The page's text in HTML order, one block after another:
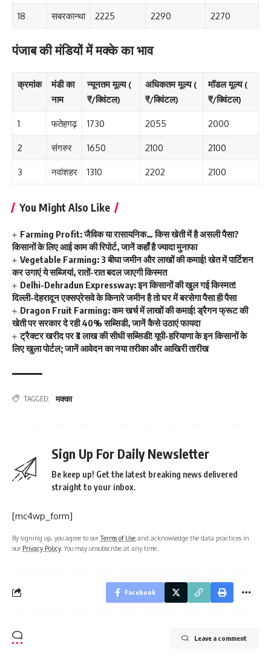
18 सबरकान्था 2225 2290 2270
पंजाब की मंडियों में मक्के का भाव
क्रमांक
मंडी का
नाम
न्यूनतम मूल्य (
₹/क्विंटल)
अधिकतम मूल्य (
₹/क्विंटल)
मॉडल मूल्य (
₹/क्विंटल)
1 फतेहगढ़ 1730 2055 2000
2 संगरुर 1650 2100 2100
3 नवांशहर 1310 2202 2100
You Might Also Like
Farming Profit: जैविक या रासायनिक… किस खेती में है असली पैसा?
किसानों के लिए आई काम की रिपोर्ट, जानें कहाँ है ज्यादा मुनाफा
Vegetable Farming: 3 बीघा जमीन और लाखों की कमाई! खेत में पार्टिशन
कर उगाएं ये सब्जियां, रातों-रात बदल जाएगी किस्मत
Delhi-Dehradun Expressway: इन किसानों की खुल गई किस्मत!
दिल्ली-देहरादून एक्सप्रेसवे के किनारे जमीन है तो घर में बरसेगा पैसा ही पैसा
Dragon Fruit Farming: कम खर्च में लाखों की कमाई! ड्रैगन फ्रूट की
खेती पर सरकार दे रही 40% सब्सिडी, जानें कैसे उठाएं फायदा
ट्रैक्टर खरीद पर ₹3 लाख की सीधी सब्सिडी! यूपी-हरियाणा के इन किसानों के
लिए खुला पोर्टल; जानें आवेदन का नया तरीका और आखिरी तारीख
TAGGED: मक्का
Sign Up For Daily Newsletter
Be keep up! Get the latest breaking news delivered
straight to your inbox.
[mc4wp_form]
By signing up, you agree to ourTerms of Use and acknowledge the data practices in
our Privacy Policy. You may unsubscribe at any time.
Facebook
Leave a comment